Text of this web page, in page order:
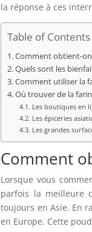
la réponse à ces
Table of Contents
Comment obtient-on
Quels sont les
Comment utiliser la
Où trouver de la
Les boutiques en
Les épiceries
Les grandes
Comment
Lorsque vous
parfois la meilleure
toujours en Asie. En
en Europe. Cette